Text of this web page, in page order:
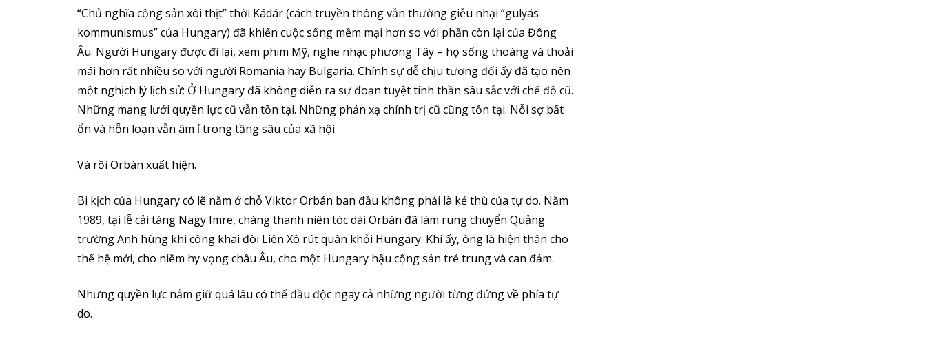
“Chủ nghĩa cộng sản xôi thịt” thời Kádár (cách truyền thông vẫn thường giễu nhại “gulyás
kommunismus” của Hungary) đã khiến cuộc sống mềm mại hơn so với phần còn lại của Đông
Âu. Người Hungary được đi lại, xem phim Mỹ, nghe nhạc phương Tây – họ sống thoáng và thoải
mái hơn rất nhiều so với người Romania hay Bulgaria. Chính sự dễ chịu tương đối ấy đã tạo nên
một nghịch lý lịch sử: Ở Hungary đã không diễn ra sự đoạn tuyệt tinh thần sâu sắc với chế độ cũ.
Những mạng lưới quyền lực cũ vẫn tồn tại. Những phản xạ chính trị cũ cũng tồn tại. Nỗi sợ bất
ổn và hỗn loạn vẫn âm ỉ trong tầng sâu của xã hội.
Và rồi Orbán xuất hiện.
Bi kịch của Hungary có lẽ nằm ở chỗ Viktor Orbán ban đầu không phải là kẻ thù của tự do. Năm
1989, tại lễ cải táng Nagy Imre, chàng thanh niên tóc dài Orbán đã làm rung chuyển Quảng
trường Anh hùng khi công khai đòi Liên Xô rút quân khỏi Hungary. Khi ấy, ông là hiện thân cho
thế hệ mới, cho niềm hy vọng châu Âu, cho một Hungary hậu cộng sản trẻ trung và can đảm.
Nhưng quyền lực nắm giữ quá lâu có thể đầu độc ngay cả những người từng đứng về phía tự
do.